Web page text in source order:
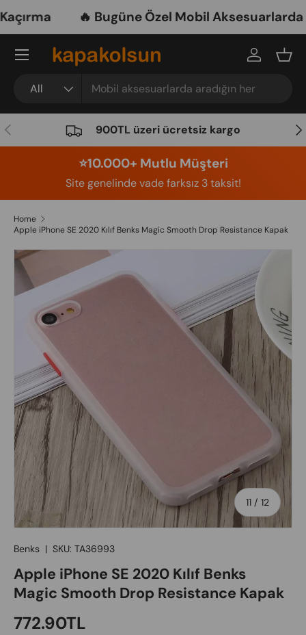
Skip to content🔥 Bugüne Özel Mobil Aksesuarlarda
All
Log in
Menu
Previous 900TL üzeri ücretsiz kargo
⭐️10.000+ Mutlu Müşteri
Site genelinde vade farksız 3 taksit!
Home
Apple iPhone SE 2020 Kılıf Benks Magic Smooth Drop Resistance Kapak
Skip to product information
Image 11 is now available in gallery view
11 / of
12
Benks | SKU: TA36993
Apple iPhone SE 2020 Kılıf Benks
Magic Smooth Drop Resistance Kapak
Regular price
772.90TL